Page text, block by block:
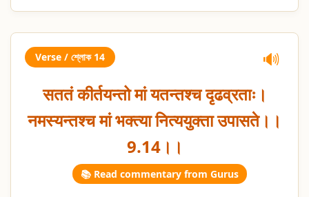
Verse / শ্লোক 14 🔊
सततं कीर्तयन्तो मां यतन्तश्च दृढव्रताः।
नमस्यन्तश्च मां भक्त्या नित्ययुक्ता उपासते।।
9.14।।
📚 Read commentary from Gurus